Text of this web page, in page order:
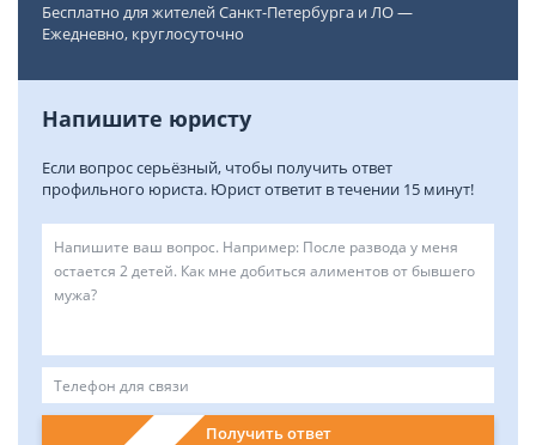
Бесплатно для жителей Санкт-Петербурга и ЛО —
Ежедневно, круглосуточно
Напишите юристу
Если вопрос серьёзный, чтобы получить ответ
профильного юриста. Юрист ответит в течении 15 минут!
Получить ответ